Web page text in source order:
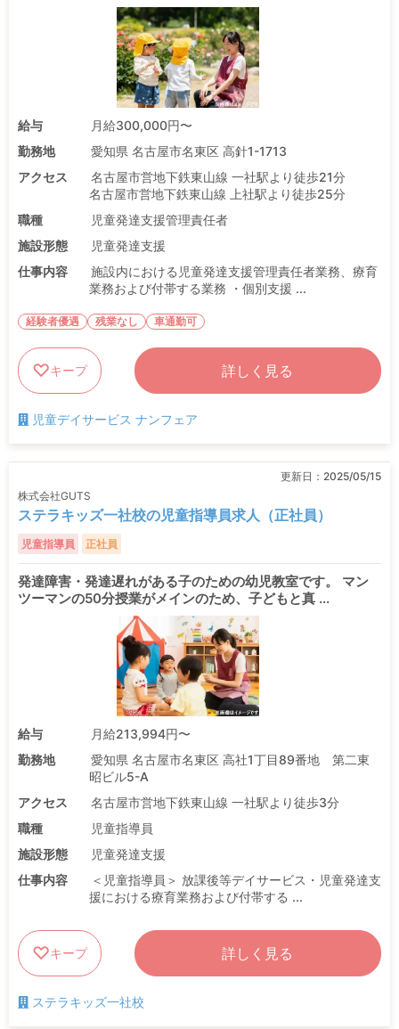
給与
月給300,000円〜
勤務地
愛知県 名古屋市名東区 高針1-1713
アクセス
名古屋市営地下鉄東山線 一社駅より徒歩21分
名古屋市営地下鉄東山線 上社駅より徒歩25分
職種
児童発達支援管理責任者
施設形態
児童発達支援
仕事内容
施設内における児童発達支援管理責任者業務、療育
業務および付帯する業務 ・個別支援 ...
経験者優遇 残業なし 車通勤可
キープ 詳しく見る
児童デイサービス ナンフェア
更新日： 2025/05/15
株式会社GUTS
ステラキッズ一社校の児童指導員求人（正社員）
児童指導員 正社員
発達障害・発達遅れがある子のための幼児教室です。 マン
ツーマンの50分授業がメインのため、子どもと真 ...
給与
月給213,994円〜
勤務地
愛知県 名古屋市名東区 高社1丁目89番地 第二東
昭ビル5-A
アクセス
名古屋市営地下鉄東山線 一社駅より徒歩3分
職種
児童指導員
施設形態
児童発達支援
仕事内容
＜児童指導員＞ 放課後等デイサービス・児童発達支
援における療育業務および付帯する ...
キープ 詳しく見る
ステラキッズ一社校